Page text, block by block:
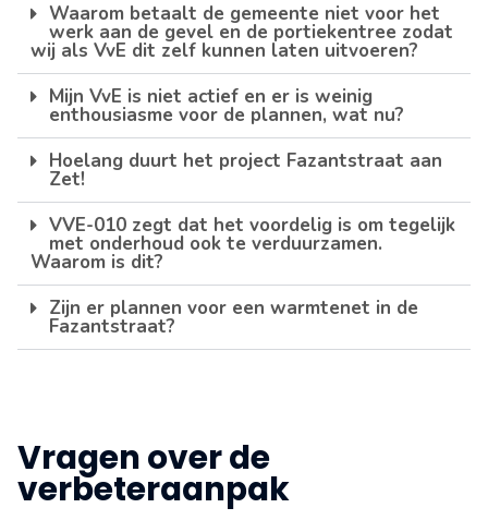
Waarom betaalt de gemeente niet voor het
werk aan de gevel en de portiekentree zodat
wij als VvE dit zelf kunnen laten uitvoeren?
Mijn VvE is niet actief en er is weinig
enthousiasme voor de plannen, wat nu?
Hoelang duurt het project Fazantstraat aan
Zet!
VVE-010 zegt dat het voordelig is om tegelijk
met onderhoud ook te verduurzamen.
Waarom is dit?
Zijn er plannen voor een warmtenet in de
Fazantstraat?
Vragen over de
verbeteraanpak